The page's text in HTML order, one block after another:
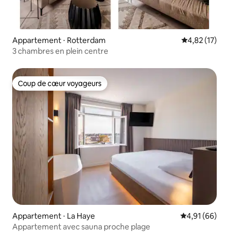
Appartement ⋅ Rotterdam Évaluation
4,82 (17)
3 chambres en plein centre
Coup de cœur voyageurs
Coup de cœur voyageurs
Appartement ⋅ La Haye Évaluation
4,91 (66)
Appartement avec sauna proche plage